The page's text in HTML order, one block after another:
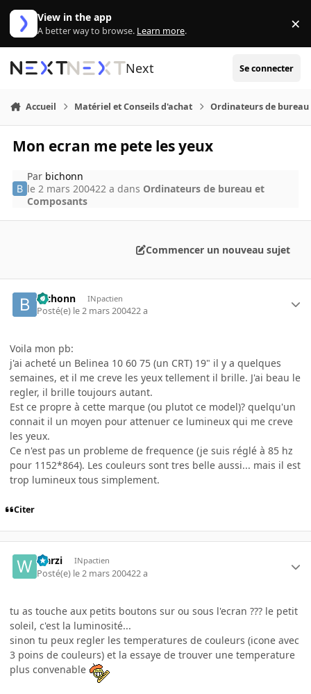
Aller au contenu
View in the app
A better way to browse. Learn more. ×
Next Se connecter
Accueil Matériel et Conseils d'achat Ordinateurs de bureau
Mon ecran me pete les yeux
Par bichonn
le 2 mars 200422 a dans Ordinateurs de bureau et
Composants
Commencer un nouveau sujet
bichonn INpactien
Posté(e) le 2 mars 200422 a
Voila mon pb:
j'ai acheté un Belinea 10 60 75 (un CRT) 19" il y a quelques
semaines, et il me creve les yeux tellement il brille. J'ai beau le
regler, il brille toujours autant.
Est ce propre à cette marque (ou plutot ce model)? quelqu'un
connait il un moyen pour attenuer ce lumineux qui me creve
les yeux.
Ce n'est pas un probleme de frequence (je suis réglé à 85 hz
pour 1152*864). Les couleurs sont tres belle aussi... mais il est
trop lumineux tous simplement.
Citer
warzi INpactien
Posté(e) le 2 mars 200422 a
tu as touche aux petits boutons sur ou sous l'ecran ??? le petit
soleil, c'est la luminosité...
sinon tu peux regler les temperatures de couleurs (icone avec
3 poins de couleurs) et la essaye de trouver une temperature
plus convenable